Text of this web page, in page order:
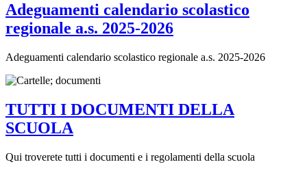
Adeguamenti calendario scolastico
regionale a.s. 2025-2026
Adeguamenti calendario scolastico regionale a.s. 2025-2026
TUTTI I DOCUMENTI DELLA
SCUOLA
Qui troverete tutti i documenti e i regolamenti della scuola